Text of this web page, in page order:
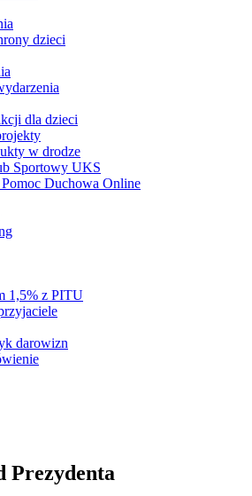
dzieci
dla dzieci
w drodze
Sportowy UKS
Pomoc Duchowa Online
1,5% z PITU
darowizn
Prezydenta